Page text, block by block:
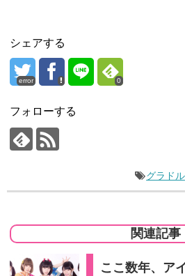
シェアする
error 0
フォローする
グラドル
関連記事
ここ数年、ア